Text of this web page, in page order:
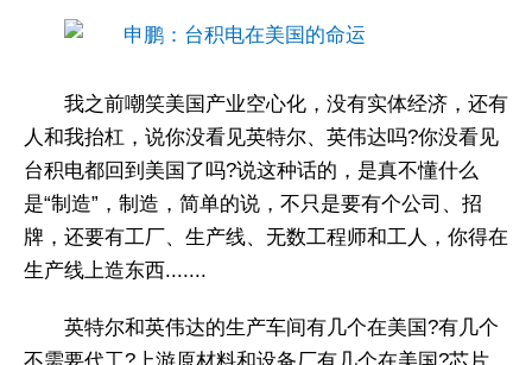
我之前嘲笑美国产业空心化，没有实体经济，还有
人和我抬杠，说你没看见英特尔、英伟达吗?你没看见
台积电都回到美国了吗?说这种话的，是真不懂什么
是“制造”，制造，简单的说，不只是要有个公司、招
牌，还要有工厂、生产线、无数工程师和工人，你得在
生产线上造东西.......
英特尔和英伟达的生产车间有几个在美国?有几个